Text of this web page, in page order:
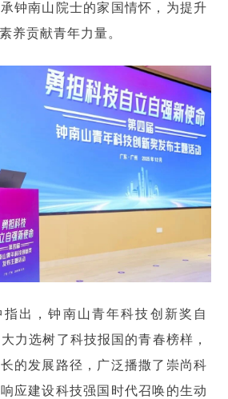
钟南山院士的家国情怀，为提升
养贡献青年力量。
出，钟南山青年科技创新奖自
力选树了科技报国的青春榜样，
的发展路径，广泛播撒了崇尚科
应建设科技强国时代召唤的生动